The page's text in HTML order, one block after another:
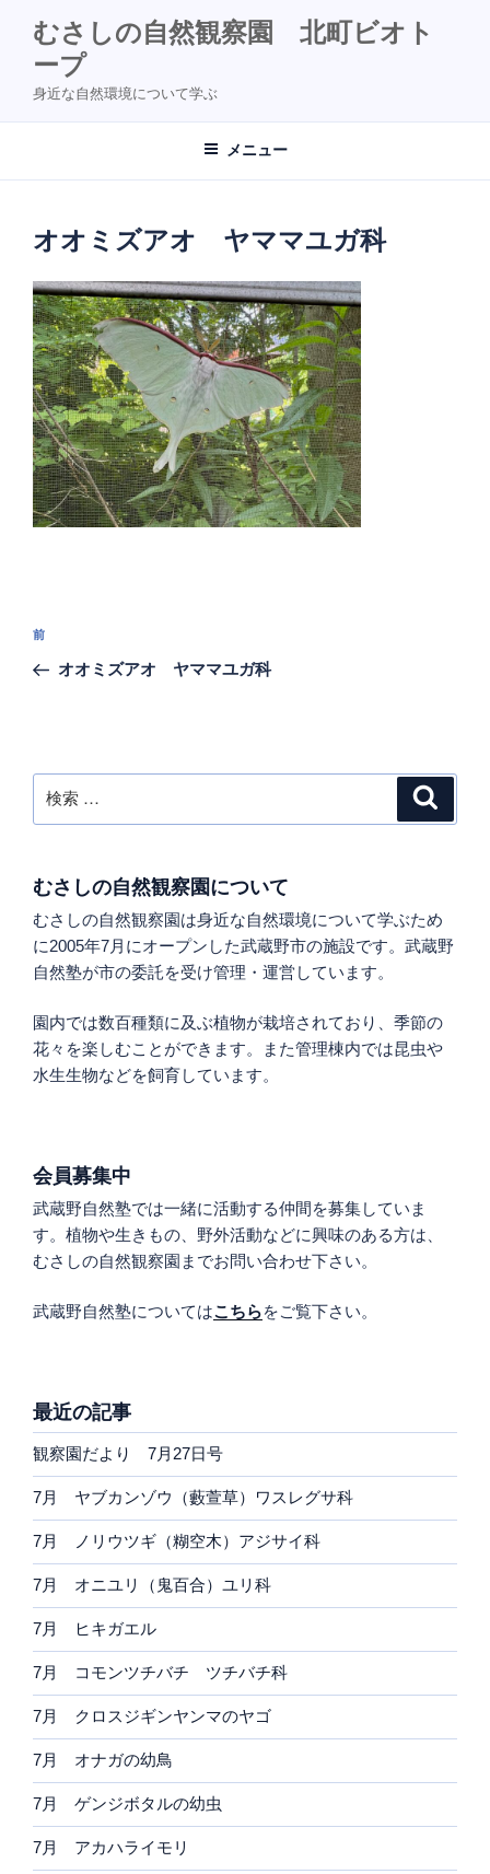
むさしの自然観察園 北町ビオト
ープ
身近な自然環境について学ぶ
メニュー
オオミズアオ ヤママユガ科
投
ナ
ー
シ
過
去
前
オオミズアオ ヤママユガ科
索:
むさしの自然観察園について
むさしの自然観察園は身近な自然環境について学ぶため
に2005年7月にオープンした武蔵野市の施設です。武蔵野
自然塾が市の委託を受け管理・運営しています。
園内では数百種類に及ぶ植物が栽培されており、季節の
花々を楽しむことができます。また管理棟内では昆虫や
水生生物などを飼育しています。
会員募集中
武蔵野自然塾では一緒に活動する仲間を募集していま
す。植物や生きもの、野外活動などに興味のある方は、
むさしの自然観察園までお問い合わせ下さい。
武蔵野自然塾についてはこちらをご覧下さい。
最近の記事
観察園だより 7月27日号
7月 ヤブカンゾウ（藪萱草）ワスレグサ科
7月 ノリウツギ（糊空木）アジサイ科
7月 オニユリ（鬼百合）ユリ科
7月 ヒキガエル
7月 コモンツチバチ ツチバチ科
7月 クロスジギンヤンマのヤゴ
7月 オナガの幼鳥
7月 ゲンジボタルの幼虫
7月 アカハライモリ